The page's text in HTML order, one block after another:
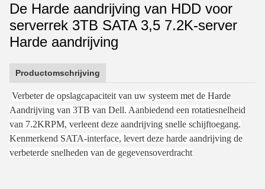
De Harde aandrijving van HDD voor
serverrek 3TB SATA 3,5 7.2K-server
Harde aandrijving
Productomschrijving
Verbeter de opslagcapaciteit van uw systeem met de Harde
Aandrijving van 3TB van Dell. Aanbiedend een rotatiesnelheid
van 7.2KRPM, verleent deze aandrijving snelle schijftoegang.
Kenmerkend SATA-interface, levert deze harde aandrijving de
verbeterde snelheden van de gegevensoverdracht